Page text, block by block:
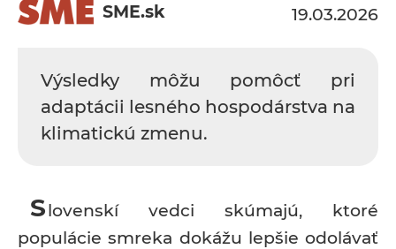
SME.sk 19.03.2026
Výsledky môžu pomôcť pri
adaptácii lesného hospodárstva na
klimatickú zmenu.
Slovenskí vedci skúmajú, ktoré
populácie smreka dokážu lepšie odolávať